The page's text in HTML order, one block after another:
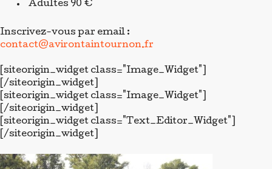
Défi À 8+ 2025
mars 31, 2025